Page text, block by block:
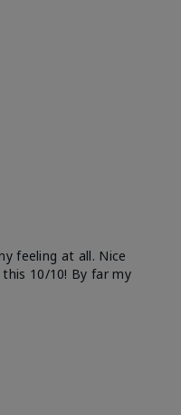
feeling at all. Nice
10/10! By far my